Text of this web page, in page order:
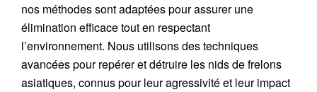
nos méthodes sont adaptées pour assurer une
élimination efficace tout en respectant
l’environnement. Nous utilisons des techniques
avancées pour repérer et détruire les nids defrelons
asiatiques, connus pour leur agressivité et leur impact